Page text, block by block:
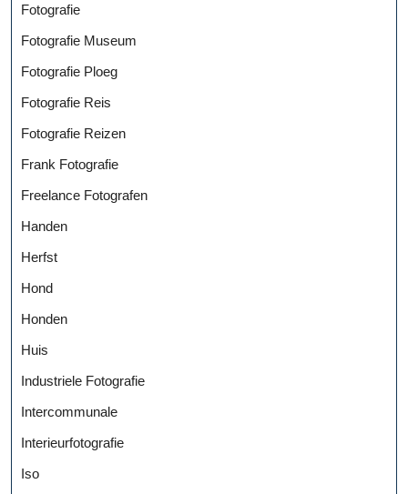
Fotografie
Fotografie Museum
Fotografie Ploeg
Fotografie Reis
Fotografie Reizen
Frank Fotografie
Freelance Fotografen
Handen
Herfst
Hond
Honden
Huis
Industriele Fotografie
Intercommunale
Interieurfotografie
Iso